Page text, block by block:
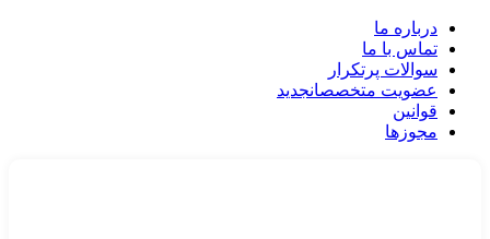
درباره ما
تماس با ما
سوالات پرتکرار
عضویت متخصصانجدید
قوانین
مجوزها